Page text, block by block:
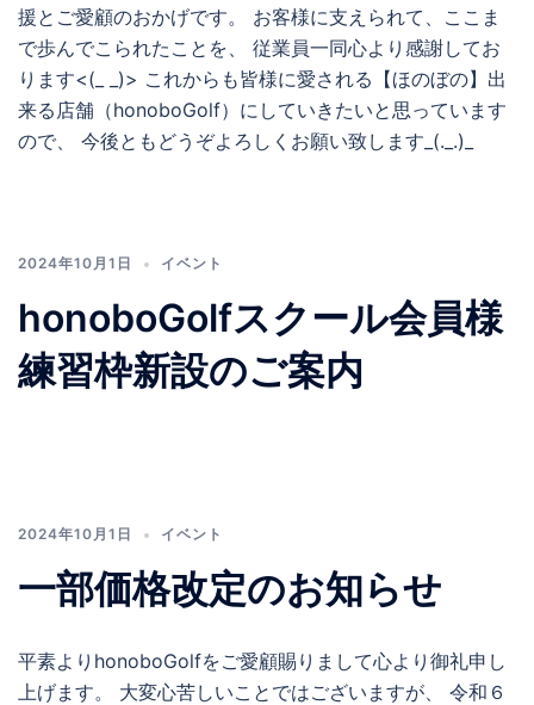
援とご愛顧のおかげです。 お客様に支えられて、ここま
で歩んでこられたことを、 従業員一同心より感謝してお
ります<(_ _)> これからも皆様に愛される【ほのぼの】出
来る店舗（honoboGolf）にしていきたいと思っています
ので、 今後ともどうぞよろしくお願い致します_(._.)_
2024年10月1日 イベント
honoboGolfスクール会員様
練習枠新設のご案内
2024年10月1日 イベント
一部価格改定のお知らせ
平素よりhonoboGolfをご愛顧賜りまして心より御礼申し
上げます。 大変心苦しいことではございますが、 令和６